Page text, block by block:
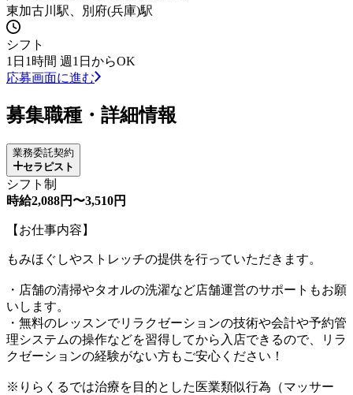
東加古川駅、別府(兵庫)駅
シフト
1日1時間 週1日からOK
応募画面に進む
募集職種・詳細情報
業務委託契約
セラピスト
シフト制
時給2,088円〜3,510円
【お仕事内容】
もみほぐしやストレッチの提供を行っていただきます。
・店舗の清掃やタオルの洗濯など店舗運営のサポートもお願
いします。
・無料のレッスンでリラクゼーションの技術や会計や予約管
理システムの操作などを習得してから入店できるので、リラ
クゼーションの経験がない方もご安心ください！
※りらくるでは治療を目的とした医業類似行為（マッサー